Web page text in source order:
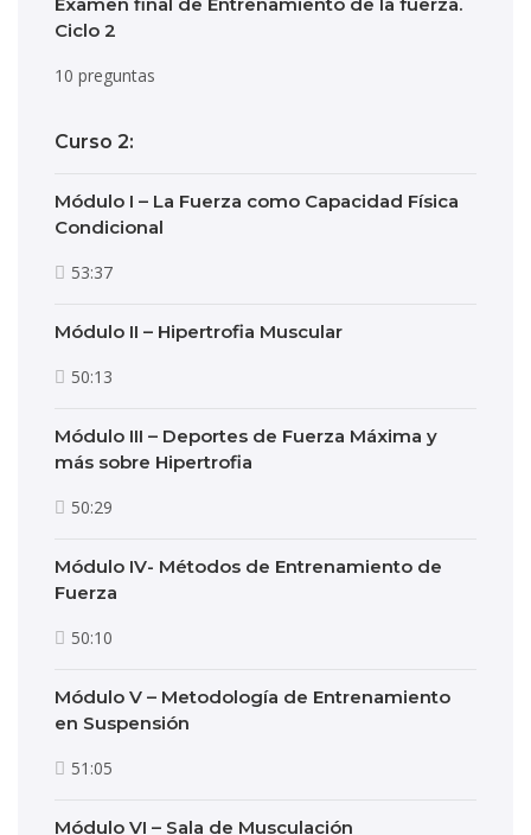
Ciclo 2
10 preguntas
Curso 2:
Módulo I – La Fuerza como Capacidad Física
Condicional
53:37
Módulo II – Hipertrofia Muscular
50:13
Módulo III – Deportes de Fuerza Máxima y
más sobre Hipertrofia
50:29
Módulo IV- Métodos de Entrenamiento de
Fuerza
50:10
Módulo V – Metodología de Entrenamiento
en Suspensión
51:05
Módulo VI – Sala de Musculación